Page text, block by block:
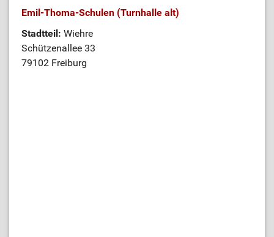
Emil-Thoma-Schulen (Turnhalle alt)
Stadtteil: Wiehre
Schützenallee 33
79102 Freiburg